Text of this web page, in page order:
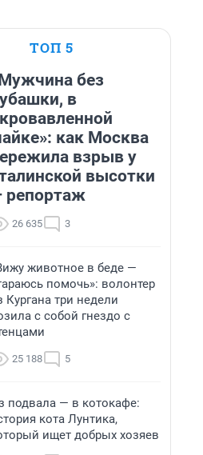
ТОП 5
без
в
как Москва
взрыв у
высотки
репортаж
26 635 3
животное в беде —
помочь»: волонтер
Кургана три недели
с собой гнездо с
25 188 5
подвала — в котокафе:
кота Лунтика,
ищет добрых хозяев